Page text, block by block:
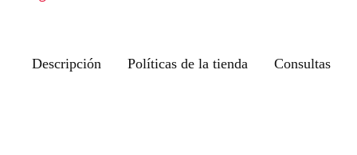
Descripción Políticas de la tienda Consultas